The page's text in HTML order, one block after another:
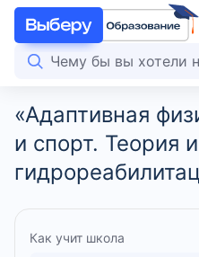
«Адаптивная
и спорт. Теория
Как учит школа